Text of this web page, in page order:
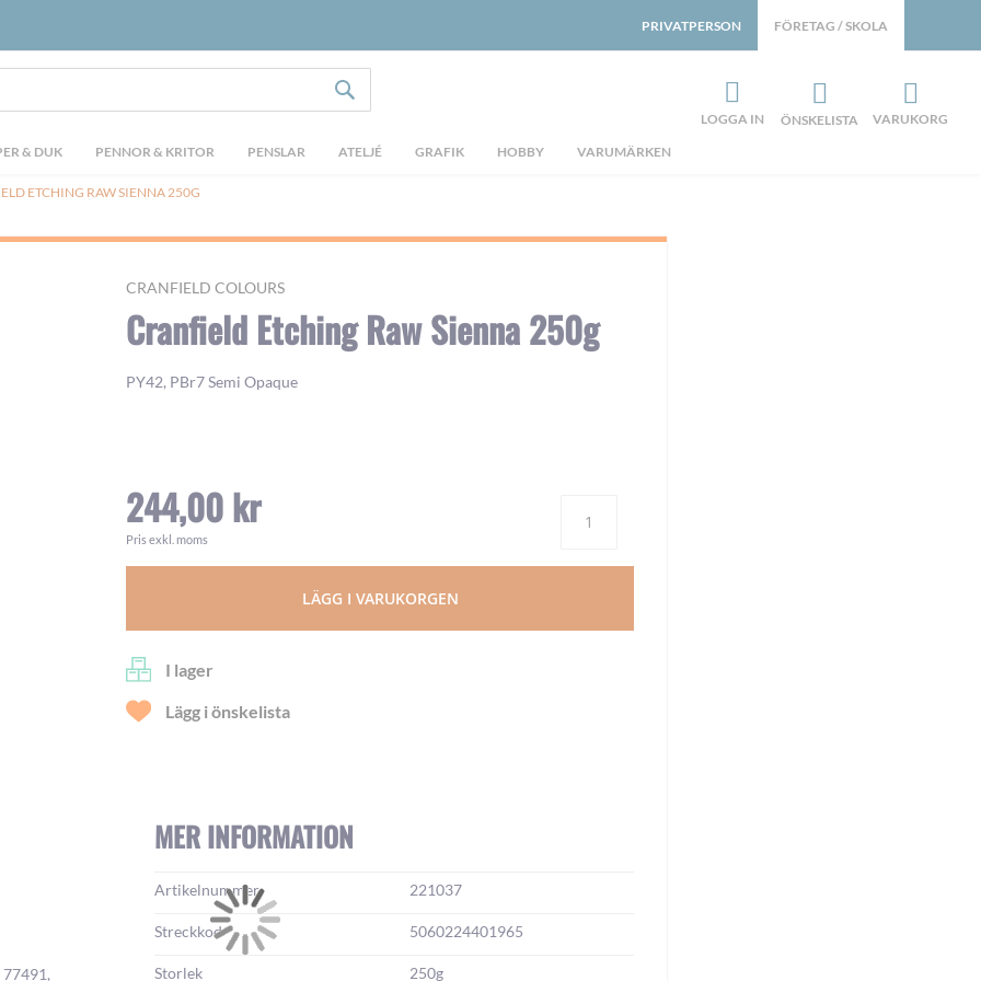
& DUK PENNOR & KRITOR PENSLAR ATELJÉ GRAFIK HOBBY VARUMÄRKEN
FÖRETAG / SKOLA
PRIVATPERSON
LOGGA IN ÖNSKELISTA VARUKORG
ETCHING RAW SIENNA 250G
CRANFIELD COLOURS
Cranfield Etching Raw Sienna 250g
PY42, PBr7 Semi Opaque
244,00 kr
Pris exkl. moms
LÄGG I VARUKORGEN
I lager
Lägg i önskelista
77491,
MER INFORMATION
Mer
information:
Artikelnummer 221037
Streckkod 5060224401965
Storlek 250g